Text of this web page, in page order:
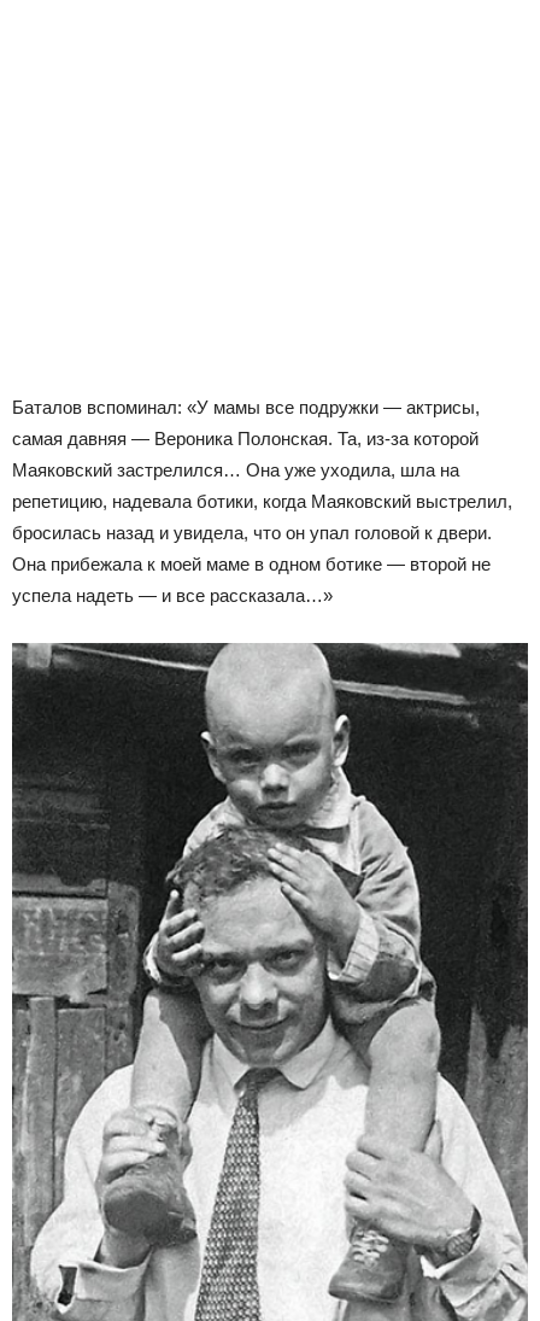
Баталов вспоминал: «У мамы все подружки — актрисы,
самая давняя — Вероника Полонская. Та, из-за которой
Маяковский застрелился… Она уже уходила, шла на
репетицию, надевала ботики, когда Маяковский выстрелил,
бросилась назад и увидела, что он упал головой к двери.
Она прибежала к моей маме в одном ботике — второй не
успела надеть — и все рассказала…»